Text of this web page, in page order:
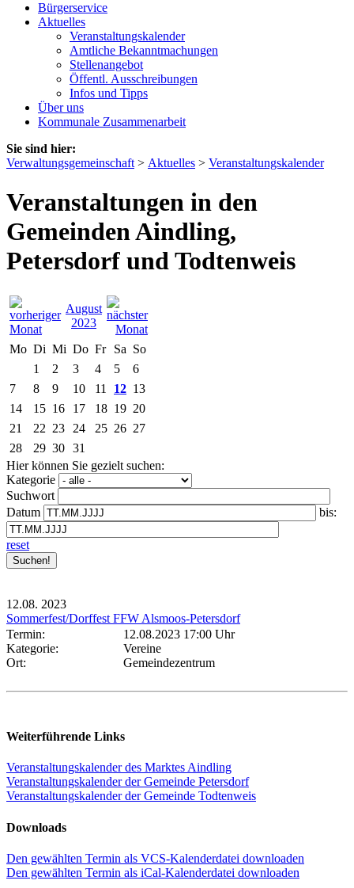
Bürgerservice
Aktuelles
Veranstaltungskalender
Amtliche Bekanntmachungen
Stellenangebot
Öffentl. Ausschreibungen
Infos und Tipps
Über uns
Kommunale Zusammenarbeit
Sie sind hier:
Verwaltungsgemeinschaft > Aktuelles > Veranstaltungskalender
Veranstaltungen in den
Gemeinden Aindling,
Petersdorf und Todtenweis
August
2023
Mo Di Mi Do Fr Sa So
1
2 3 4 5
6
7
8 9 10 11 12 13
14
15 16 17 18 19 20
21
22 23 24 25 26 27
28
29 30 31
Hier können Sie gezielt suchen:
Kategorie
Suchwort
Datum
bis:
reset
12.08. 2023
Sommerfest/Dorffest FFW Alsmoos-Petersdorf
Termin:
12.08.2023 17:00 Uhr
Kategorie:
Vereine
Ort:
Gemeindezentrum
Weiterführende Links
Veranstaltungskalender des Marktes Aindling
Veranstaltungskalender der Gemeinde Petersdorf
Veranstaltungskalender der Gemeinde Todtenweis
Downloads
Den gewählten Termin als VCS-Kalenderdatei downloaden
Den gewählten Termin als iCal-Kalenderdatei downloaden